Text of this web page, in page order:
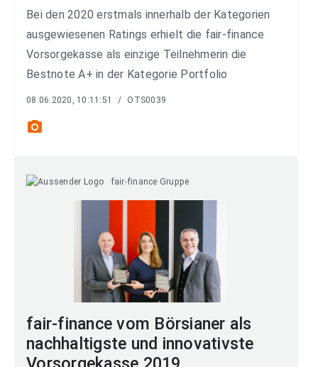
Bei den 2020 erstmals innerhalb der Kategorien
ausgewiesenen Ratings erhielt die fair-finance
Vorsorgekasse als einzige Teilnehmerin die
Bestnote A+ in der Kategorie Portfolio
08.06.2020, 10:11:51 / OTS0039
photo_camera
fair-finance Gruppe
fair-finance vom Börsianer als
nachhaltigste und innovativste